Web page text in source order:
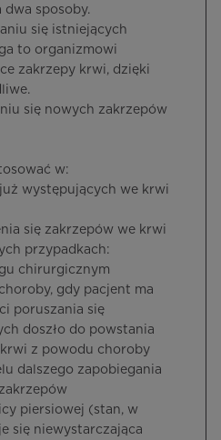
dwa sposoby.
się istniejących
to organizmowi
zakrzepy krwi, dzięki
się nowych zakrzepów
w:
występujących we krwi
się zakrzepów we krwi
przypadkach:
chirurgicznym
gdy pacjent ma
poruszania się
doszło do powstania
z powodu choroby
dalszego zapobiegania
piersiowej (stan, w
się niewystarczająca